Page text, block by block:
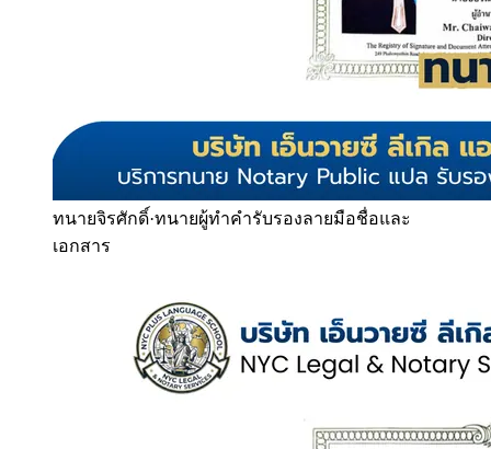
ทนายจิรศักดิ์·ทนายผู้ทำคำรับรองลายมือชื่อและ
เอกสาร